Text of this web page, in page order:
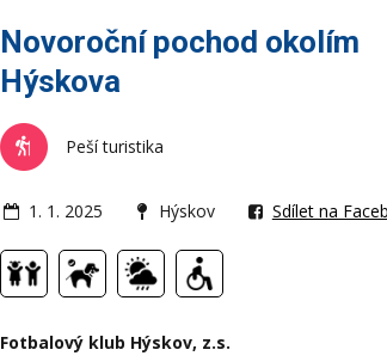
Novoroční pochod okolím
Hýskova
Peší turistika
1. 1. 2025 Hýskov Sdílet na
Fotbalový klub Hýskov, z.s.